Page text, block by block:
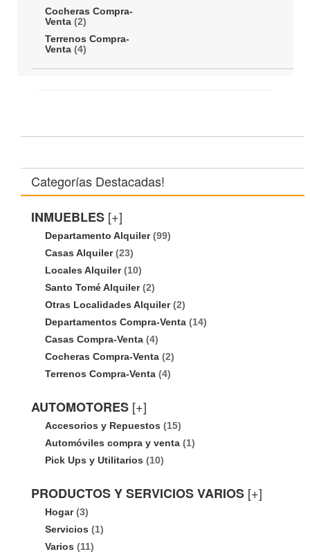
Cocheras Compra-
Venta (2)
Terrenos Compra-
Venta (4)
Categorías Destacadas!
INMUEBLES [+]
Departamento Alquiler(99)
Casas Alquiler(23)
Locales Alquiler(10)
Santo Tomé Alquiler(2)
Otras Localidades Alquiler(2)
Departamentos Compra-Venta (14)
Casas Compra-Venta (4)
Cocheras Compra-Venta (2)
Terrenos Compra-Venta (4)
AUTOMOTORES [+]
Accesorios y Repuestos (15)
Automóviles compra y venta (1)
Pick Ups y Utilitarios (10)
PRODUCTOS Y SERVICIOS VARIOS [+]
Hogar(3)
Servicios (1)
Varios (11)